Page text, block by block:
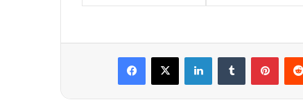
Facebook
X LinkedInTumblr